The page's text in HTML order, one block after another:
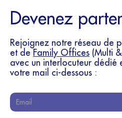
Devenez
Rejoignez notre réseau de
et de Family Offices (Multi
avec un interlocuteur dédié
votre mail ci-dessous :